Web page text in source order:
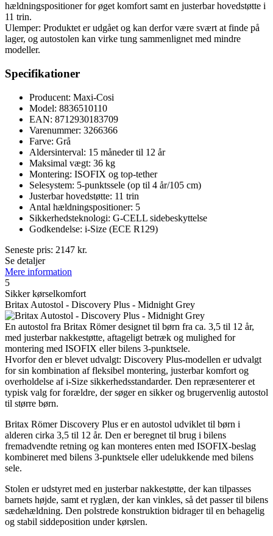
hældningspositioner for øget komfort samt en justerbar hovedstøtte i
11 trin.
Ulemper: Produktet er udgået og kan derfor være svært at finde på
lager, og autostolen kan virke tung sammenlignet med mindre
modeller.
Specifikationer
Producent: Maxi-Cosi
Model: 8836510110
EAN: 8712930183709
Varenummer: 3266366
Farve: Grå
Aldersinterval: 15 måneder til 12 år
Maksimal vægt: 36 kg
Montering: ISOFIX og top-tether
Selesystem: 5-punktssele (op til 4 år/105 cm)
Justerbar hovedstøtte: 11 trin
Antal hældningspositioner: 5
Sikkerhedsteknologi: G-CELL sidebeskyttelse
Godkendelse: i-Size (ECE R129)
Seneste pris: 2147 kr.
Se detaljer
Mere information
5
Sikker kørselkomfort
Britax Autostol - Discovery Plus - Midnight Grey
En autostol fra Britax Römer designet til børn fra ca. 3,5 til 12 år,
med justerbar nakkestøtte, aftageligt betræk og mulighed for
montering med ISOFIX eller bilens 3-punktsele.
Hvorfor den er blevet udvalgt: Discovery Plus-modellen er udvalgt
for sin kombination af fleksibel montering, justerbar komfort og
overholdelse af i-Size sikkerhedsstandarder. Den repræsenterer et
typisk valg for forældre, der søger en sikker og brugervenlig autostol
til større børn.
Britax Römer Discovery Plus er en autostol udviklet til børn i
alderen cirka 3,5 til 12 år. Den er beregnet til brug i bilens
fremadvendte retning og kan monteres enten med ISOFIX-beslag
kombineret med bilens 3-punktsele eller udelukkende med bilens
sele.
Stolen er udstyret med en justerbar nakkestøtte, der kan tilpasses
barnets højde, samt et ryglæn, der kan vinkles, så det passer til bilens
sædehældning. Den polstrede konstruktion bidrager til en behagelig
og stabil siddeposition under kørslen.